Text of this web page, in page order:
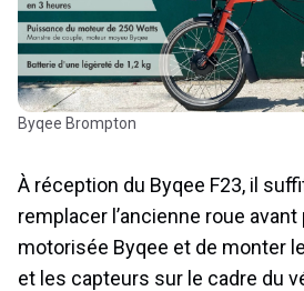
Byqee Brompton
À réception du Byqee F23, il
remplacer l’ancienne roue avant
motorisée Byqee et de monter
et les capteurs sur le cadre du